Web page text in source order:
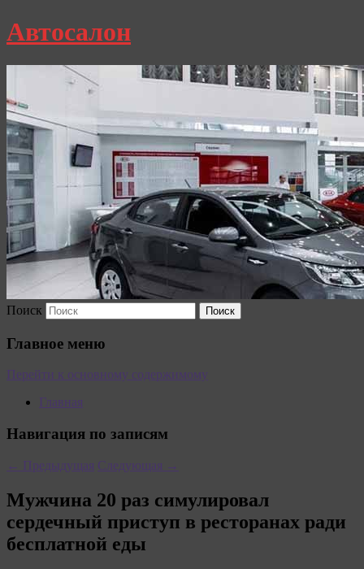
Автосалон
Поиск
Главное меню
Перейти к основному содержимому
Главная
Навигация по записям
← Предыдущая Следующая →
Мужчина 20 раз симулировал
сердечный приступ в ресторанах ради
бесплатной еды